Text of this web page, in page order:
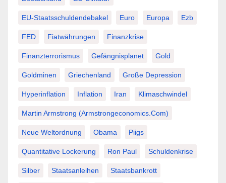
EU-Staatsschuldendebakel Euro Europa Ezb
FED Fiatwährungen Finanzkrise
Finanzterrorismus Gefängnisplanet Gold
Goldminen Griechenland Große Depression
Hyperinflation Inflation Iran Klimaschwindel
Martin Armstrong (Armstrongeconomics.com)
Neue Weltordnung Obama Piigs
Quantitative Lockerung Ron Paul Schuldenkrise
Silber Staatsanleihen Staatsbankrott